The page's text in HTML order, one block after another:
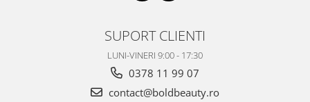
SUPORT CLIENTI
LUNI-VINERI 9:00 - 17:30
0378 11 99 07
contact@boldbeauty.ro